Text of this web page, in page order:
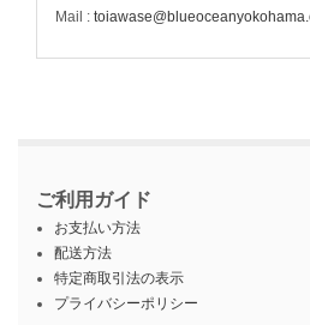
Mail :
ご利用ガイド
お支払い方法
配送方法
特定商取引法の表示
プライバシーポリシー